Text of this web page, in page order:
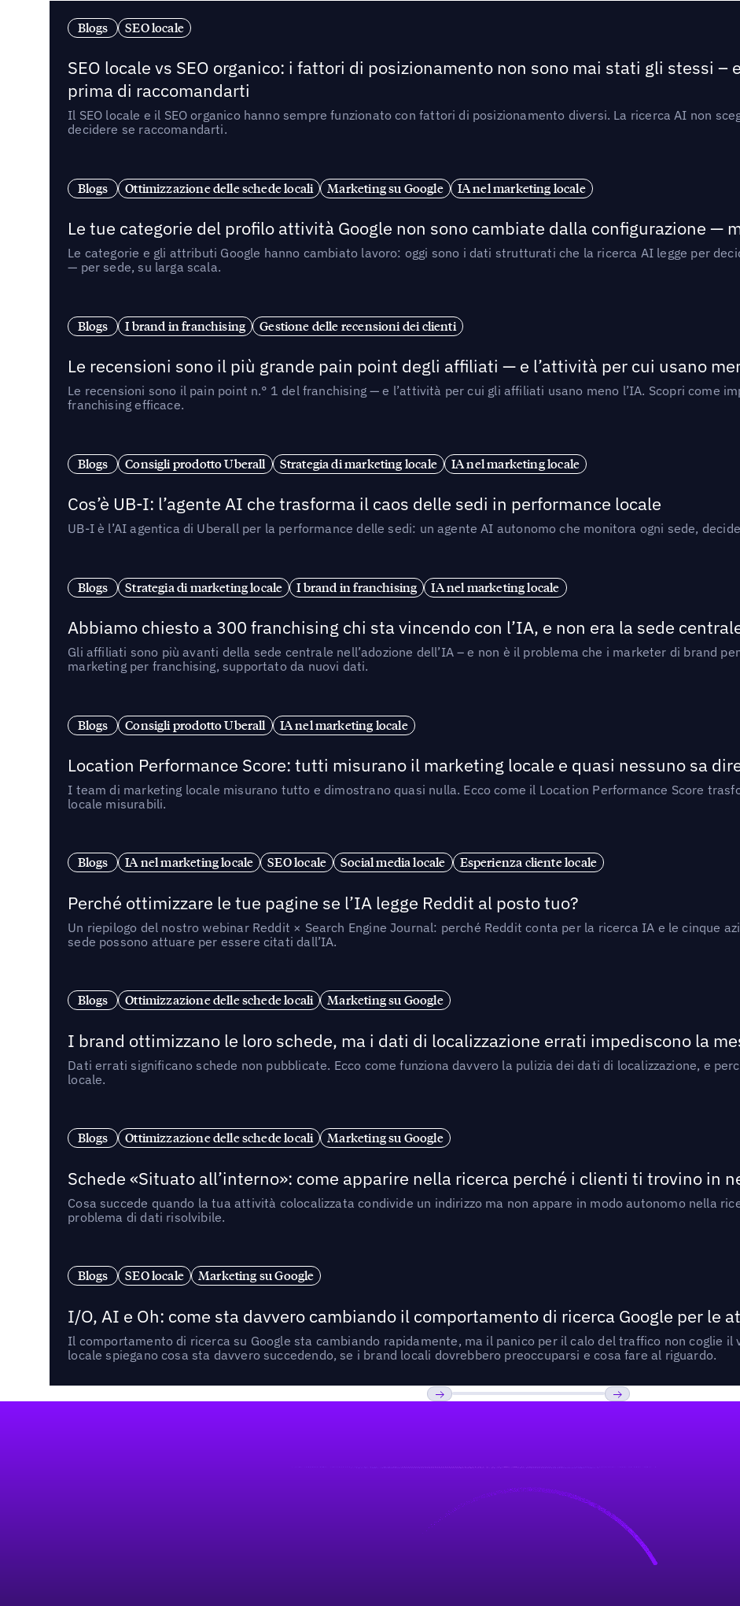
Blogs SEO locale
SEO locale vs SEO organico: i fattori di posizionamento non sono mai stati gli stessi –
prima di raccomandarti
Il SEO locale e il SEO organico hanno sempre funzionato con fattori di posizionamento diversi. La ricerca AI non
decidere se raccomandarti.
Blogs Ottimizzazione delle schede locali Marketing su Google IA nel marketing locale
Le tue categorie del profilo attività Google non sono cambiate dalla configurazione —
Le categorie e gli attributi Google hanno cambiato lavoro: oggi sono i dati strutturati che la ricerca AI legge per
— per sede, su larga scala.
Blogs I brand in franchising Gestione delle recensioni dei clienti
Le recensioni sono il più grande pain point degli affiliati — e l’attività per cui usano
Le recensioni sono il pain point n.° 1 del franchising — e l’attività per cui gli affiliati usano meno l’IA. Scopri come
franchising efficace.
Blogs Consigli prodotto Uberall Strategia di marketing locale IA nel marketing locale
Cos’è UB-I: l’agente AI che trasforma il caos delle sedi in performance locale
UB-I è l’AI agentica di Uberall per la performance delle sedi: un agente AI autonomo che monitora ogni sede,
Blogs Strategia di marketing locale I brand in franchising IA nel marketing locale
Abbiamo chiesto a 300 franchising chi sta vincendo con l’IA, e non era la sede
Gli affiliati sono più avanti della sede centrale nell’adozione dell’IA – e non è il problema che i marketer di brand
marketing per franchising, supportato da nuovi dati.
Blogs Consigli prodotto Uberall IA nel marketing locale
Location Performance Score: tutti misurano il marketing locale e quasi nessuno sa
I team di marketing locale misurano tutto e dimostrano quasi nulla. Ecco come il Location Performance Score
locale misurabili.
Blogs IA nel marketing locale SEO locale Social media locale Esperienza cliente locale
Perché ottimizzare le tue pagine se l’IA legge Reddit al posto tuo?
Un riepilogo del nostro webinar Reddit × Search Engine Journal: perché Reddit conta per la ricerca IA e le cinque
sede possono attuare per essere citati dall’IA.
Blogs Ottimizzazione delle schede locali Marketing su Google
I brand ottimizzano le loro schede, ma i dati di localizzazione errati impediscono la
Dati errati significano schede non pubblicate. Ecco come funziona davvero la pulizia dei dati di localizzazione, e
locale.
Blogs Ottimizzazione delle schede locali Marketing su Google
Schede «Situato all’interno»: come apparire nella ricerca perché i clienti ti trovino in
Cosa succede quando la tua attività colocalizzata condivide un indirizzo ma non appare in modo autonomo nella
problema di dati risolvibile.
Blogs SEO locale Marketing su Google
I/O, AI e Oh: come sta davvero cambiando il comportamento di ricerca Google per le
Il comportamento di ricerca su Google sta cambiando rapidamente, ma il panico per il calo del traffico non coglie
locale spiegano cosa sta davvero succedendo, se i brand locali dovrebbero preoccuparsi e cosa fare al riguardo.